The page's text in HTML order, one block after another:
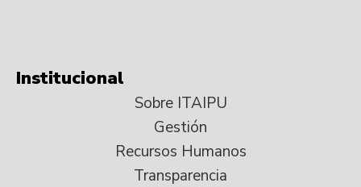
Institucional
Sobre ITAIPU
Gestión
Recursos Humanos
Transparencia